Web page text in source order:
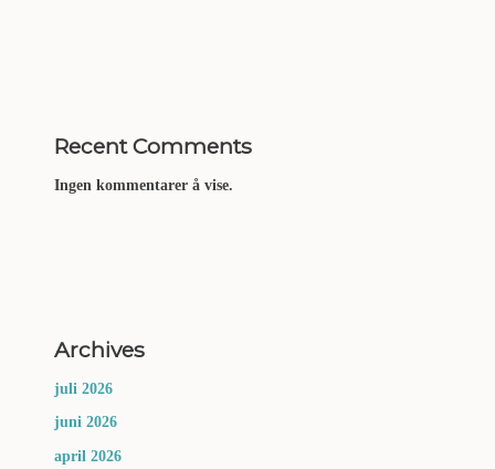
Recent Comments
Ingen kommentarer å vise.
Archives
juli 2026
juni 2026
april 2026